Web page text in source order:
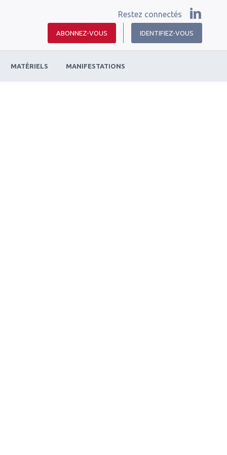
Restez connectés
ABONNEZ-VOUS IDENTIFIEZ-VOUS
MATÉRIELS MANIFESTATIONS